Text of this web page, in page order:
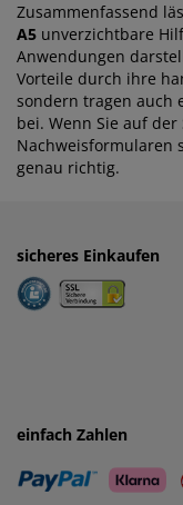
Zusammenfassend
A5 unverzichtbare
Anwendungen
Vorteile durch ihre
sondern tragen auch
bei. Wenn Sie auf
Nachweisformularen
genau richtig.
sicheres Einkaufen
einfach Zahlen